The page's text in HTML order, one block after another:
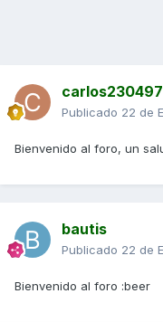
carlos230497
Publicado 22 de
Bienvenido al foro, un
bautis
Publicado 22 de
Bienvenido al foro :beer